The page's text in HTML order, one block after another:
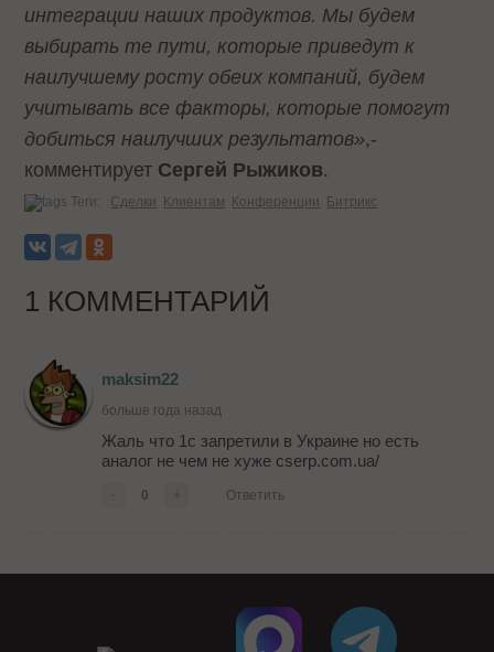
интеграции наших продуктов. Мы будем
выбирать те пути, которые приведут к
наилучшему росту обеих компаний, будем
учитывать все факторы, которые помогут
добиться наилучших результатов»,-
комментирует Сергей Рыжиков.
Теги: Сделки Клиентам Конференции Битрикс
1 КОММЕНТАРИЙ
maksim22
больше года назад
Жаль что 1с запретили в Украине но есть
аналог не чем не хуже cserp.com.ua/
0 Ответить